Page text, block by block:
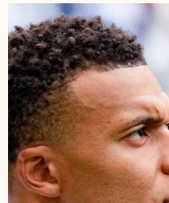
entre la France et
l'Angleterre, au Miami
Stadium de Miami
Gardens (Floride), le 18
juillet 2026. © SPP /
PsnewZ / Bestimage